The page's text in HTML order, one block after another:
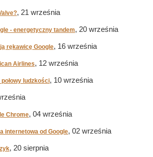
, 21 września
- energetyczny tandem, 20 września
rękawicę Google, 16 września
Airlines, 12 września
ludzkości, 10 września
Chrome, 04 września
internetowa od Google, 02 września
, 20 sierpnia